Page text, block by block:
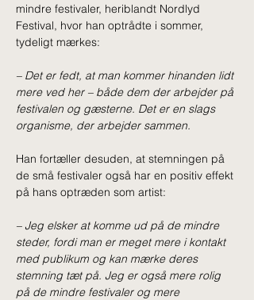
mindre festivaler, heriblandt Nordlyd
Festival, hvor han optrådte i sommer,
tydeligt mærkes:
– Det er fedt, at man kommer hinanden lidt
mere ved her – både dem der arbejder på
festivalen og gæsterne. Det er en slags
organisme, der arbejder sammen.
Han fortæller desuden, at stemningen på
de små festivaler også har en positiv effekt
på hans optræden som artist:
– Jeg elsker at komme ud på de mindre
steder, fordi man er meget mere i kontakt
med publikum og kan mærke deres
stemning tæt på. Jeg er også mere rolig
på de mindre festivaler og mere